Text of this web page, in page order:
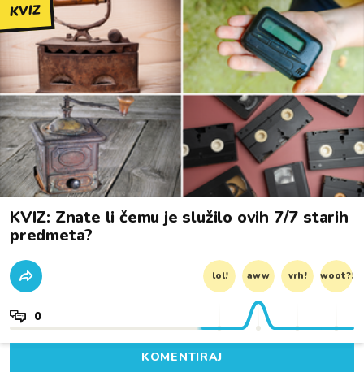
KVIZ
KVIZ: Znate li čemu je služilo ovih 7/7 starih
predmeta?
lol! aww vrh! woot?!
0
KOMENTIRAJ